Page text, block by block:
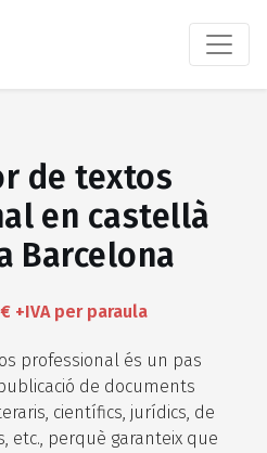
de textos
en castellà
Barcelona
+IVA per paraula
professional és un pas
de documents
científics, jurídics, de
etc., perquè garanteix que